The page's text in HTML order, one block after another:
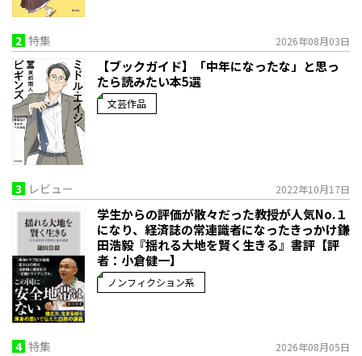
2 特集 2026年08月03日
【ブックガイド】「中年になったな」と思っ
たら読みたい本5選
文芸作品
3 レビュー 2022年10月17日
学生からの評価が散々だった教授が人気No.１
になり、経済誌の常連識者になったきっかけ――鎌
田浩毅『揺れる大地を賢く生きる』書評【評
者：小倉健一】
ノンフィクション系
4 特集 2026年08月05日